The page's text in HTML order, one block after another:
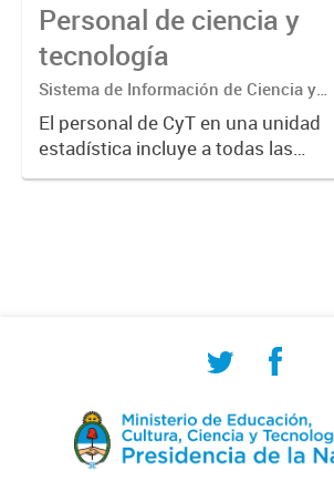
Personal de ciencia y
tecnología
Sistema de Información de Ciencia y
Tecnología Argentino (SICYTAR)
El personal de CyT en una unidad
estadística incluye a todas las
personas involucradas